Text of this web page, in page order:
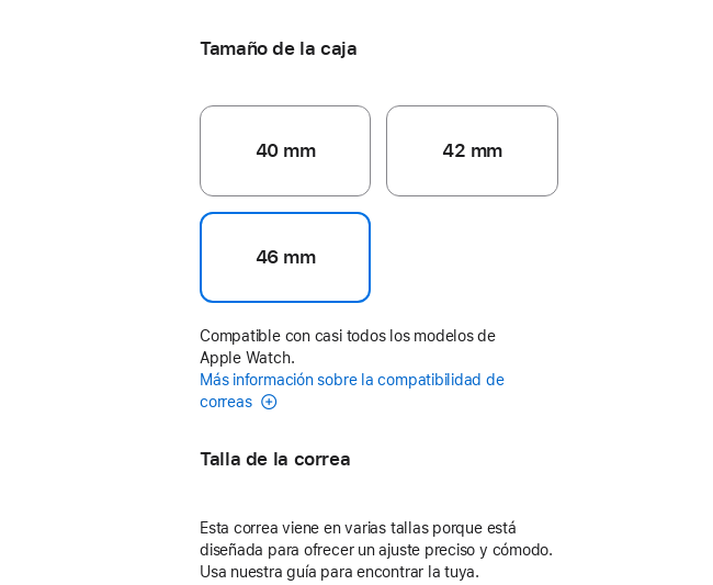
Tamaño de la caja
40 mm 42 mm
46 mm
Compatible con casi todos los modelos de
Apple Watch.
Más información sobre la compatibilidad de
correas
Talla de la correa
Esta correa viene en varias tallas porque está
diseñada para ofrecer un ajuste preciso y cómodo.
Usa nuestra guía para encontrar la tuya.